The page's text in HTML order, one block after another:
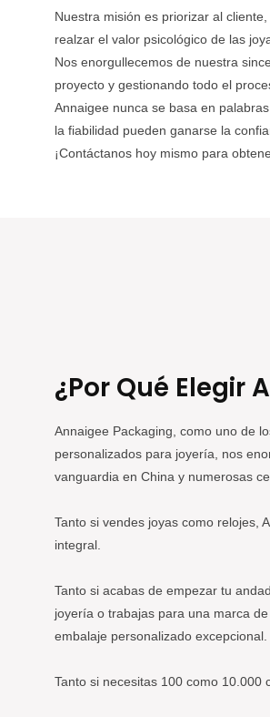
Nuestra misión es priorizar al
realzar el valor psicológico de las
Nos enorgullecemos de nuestra
proyecto y gestionando todo el
Annaigee nunca se basa en
la fiabilidad pueden ganarse la
¡Contáctanos hoy mismo para
¿Por Qué Elegir
Annaigee Packaging, como uno de
personalizados para joyería, nos
vanguardia en China y numerosas
Tanto si vendes joyas como relojes,
integral.
Tanto si acabas de empezar tu
joyería o trabajas para una marca
embalaje personalizado excepcional.
Tanto si necesitas 100 como 10.000